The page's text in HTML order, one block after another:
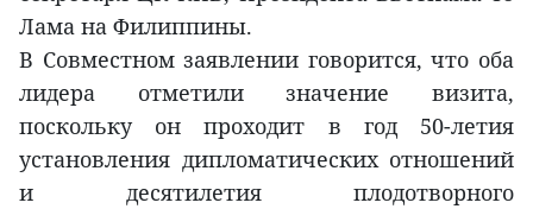
Лама на Филиппины.
В Совместном заявлении говорится, что оба
лидера отметили значение визита,
поскольку он проходит в год 50-летия
установления дипломатических отношений
и десятилетия плодотворного